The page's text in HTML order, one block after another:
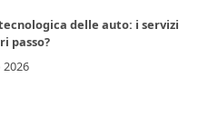
delle auto: i servizi
passo?